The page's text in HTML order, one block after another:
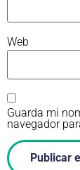
Web
Guarda mi
navegador